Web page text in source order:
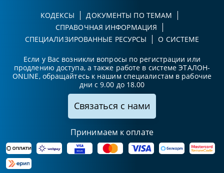
КОДЕКСЫ
ДОКУМЕНТЫ ПО ТЕМАМ
СПРАВОЧНАЯ ИНФОРМАЦИЯ
СПЕЦИАЛИЗИРОВАННЫЕ РЕСУРСЫ
О СИСТЕМЕ
Если у Вас возникли вопросы по регистрации или
продлению доступа, а также работе в системе ЭТАЛОН-
ONLINE, обращайтесь к нашим специалистам в рабочие
дни с 9.00 до 18.00
Связаться с нами
Принимаем к оплате